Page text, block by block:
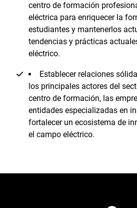
centro de formación
eléctrica para enriquecer la
estudiantes y mantenerlos
tendencias y prácticas
eléctrico.
Establecer relaciones
los principales actores del
centro de formación, las
entidades especializadas en
fortalecer un ecosistema de
el campo eléctrico.